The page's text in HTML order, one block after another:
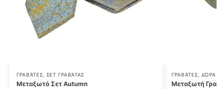
ΓΡΑΒΆΤΕΣ ΣΕΤ ΓΡΑΒΆΤΑΣ
Μεταξωτό Σετ Autumn
ΓΡΑΒΆΤΕΣ ΔΏΡΑ
Μεταξωτή